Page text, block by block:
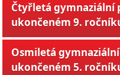
Čtyřletá gymnaziální
ukončeném 9.
Osmiletá
ukončeném 5.